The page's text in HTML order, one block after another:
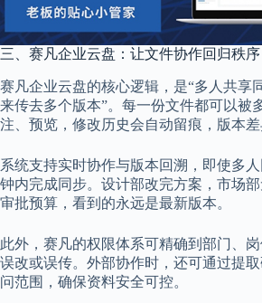
三、赛凡企业云盘：让文件协作回归秩序
赛凡企业云盘的核心逻辑，是“多人共享
来传去多个版本”。每一份文件都可以被
注、预览，修改历史会自动留痕，版本差
系统支持实时协作与版本回溯，即使多
钟内完成同步。设计部改完方案，市场
审批预算，看到的永远是最新版本。
此外，赛凡的权限体系可精确到部门、
误改或误传。外部协作时，还可通过提
问范围，确保资料安全可控。